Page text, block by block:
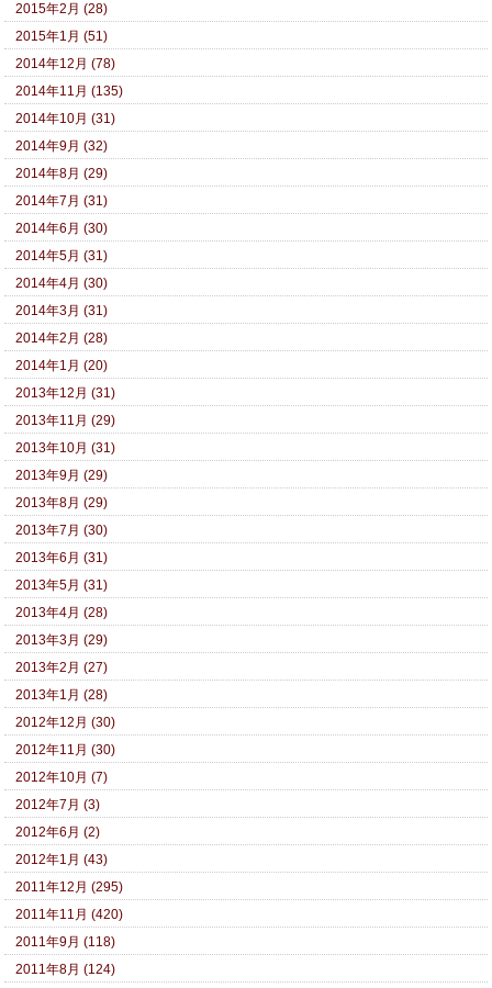
2015年2月 (28)
2015年1月 (51)
2014年12月 (78)
2014年11月 (135)
2014年10月 (31)
2014年9月 (32)
2014年8月 (29)
2014年7月 (31)
2014年6月 (30)
2014年5月 (31)
2014年4月 (30)
2014年3月 (31)
2014年2月 (28)
2014年1月 (20)
2013年12月 (31)
2013年11月 (29)
2013年10月 (31)
2013年9月 (29)
2013年8月 (29)
2013年7月 (30)
2013年6月 (31)
2013年5月 (31)
2013年4月 (28)
2013年3月 (29)
2013年2月 (27)
2013年1月 (28)
2012年12月 (30)
2012年11月 (30)
2012年10月 (7)
2012年7月 (3)
2012年6月 (2)
2012年1月 (43)
2011年12月 (295)
2011年11月 (420)
2011年9月 (118)
2011年8月 (124)